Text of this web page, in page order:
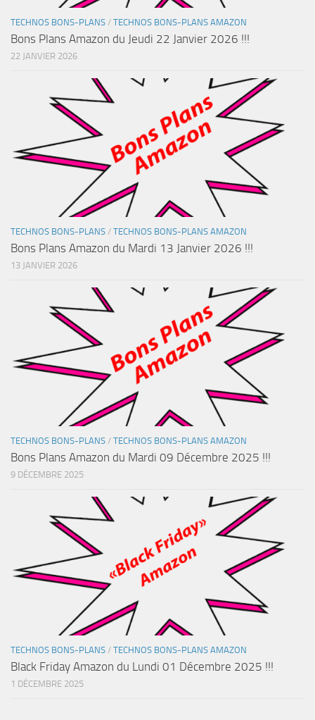
TECHNOS BONS-PLANS / TECHNOS BONS-PLANS AMAZON
Bons Plans Amazon du Jeudi 22 Janvier 2026 !!!
22 JANVIER 2026
TECHNOS BONS-PLANS / TECHNOS BONS-PLANS AMAZON
Bons Plans Amazon du Mardi 13 Janvier 2026 !!!
13 JANVIER 2026
TECHNOS BONS-PLANS / TECHNOS BONS-PLANS AMAZON
Bons Plans Amazon du Mardi 09 Décembre 2025 !!!
9 DÉCEMBRE 2025
TECHNOS BONS-PLANS / TECHNOS BONS-PLANS AMAZON
Black Friday Amazon du Lundi 01 Décembre 2025 !!!
1 DÉCEMBRE 2025